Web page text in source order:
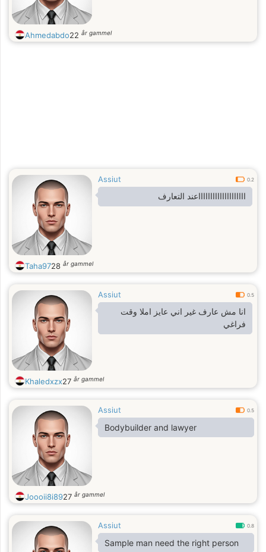
Ahmedabdo22 år gammel
Assiut 0.2
ااااااااااااااااااااعند التعارف
Taha9728 år gammel
Assiut 0.5
انا مش عارف غير اني عايز املا وقت
فراغي
Khaledxzx27 år gammel
Assiut 0.5
Bodybuilder and lawyer
Joooii8i8927 år gammel
Assiut 0.8
Sample man need the right person